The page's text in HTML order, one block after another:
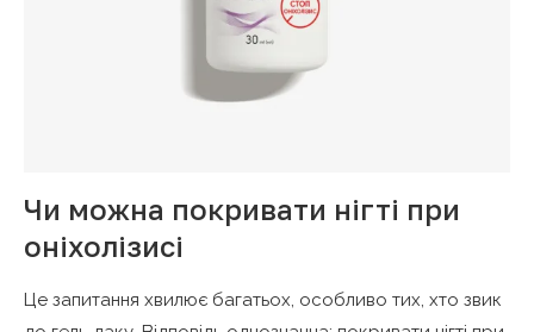
Чи можна покривати нігті при
оніхолізисі
Це запитання хвилює багатьох, особливо тих, хто звик